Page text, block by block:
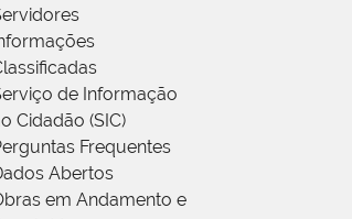
de Informação
Cidadão (SIC)
Frequentes
Abertos
em Andamento e